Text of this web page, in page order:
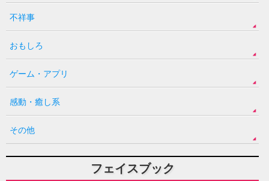
不祥事
おもしろ
ゲーム・アプリ
感動・癒し系
その他
フェイスブック